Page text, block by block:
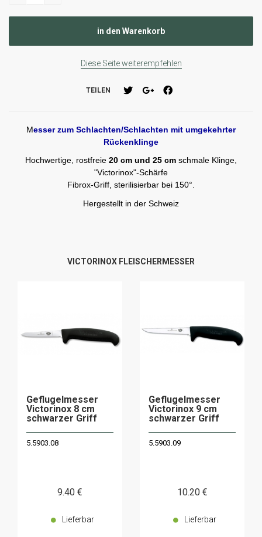
Diese Seite weiterempfehlen
TEILEN
Messer zum Schlachten/Schlachten mit umgekehrter
Rückenklinge
Hochwertige, rostfreie 20 cm und 25 cm schmale Klinge,
"Victorinox"-Schärfe
Fibrox-Griff, sterilisierbar bei 150°.
Hergestellt in der Schweiz
VICTORINOX FLEISCHERMESSER
Geflugelmesser
Victorinox 8 cm
schwarzer Griff
5.5903.08
9.40 €
Lieferbar
Geflugelmesser
Victorinox 9 cm
schwarzer Griff
5.5903.09
10.20 €
Lieferbar